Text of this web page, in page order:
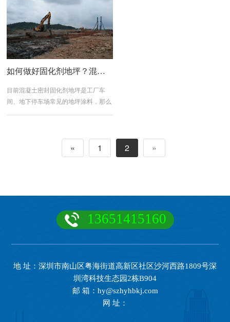
如何做好固化剂地坪？混凝土固化剂施工细节
目前混凝土密封固化剂地坪是工厂车
间、地下停车场常见的地坪涂料，那么
剂地坪？混凝土固化剂的施工细节。
« 1 2 »
13651415160
地 址：深圳市南山区粤海街道高新区社区沙河西路1809号深
圳湾科技生态园2栋B904
邮 箱：hy@szhyhbkj.com
网 址：